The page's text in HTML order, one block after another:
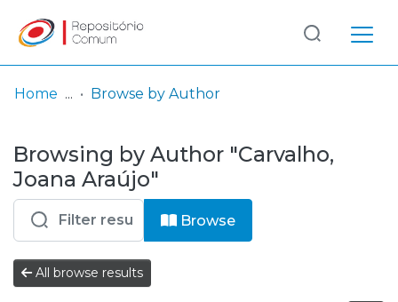
& Collections
Browse repository
Entities
Log
In
(current)
Home Browse by Author
Browsing by Author "Carvalho,
Joana Araújo"
Browse
All browse results